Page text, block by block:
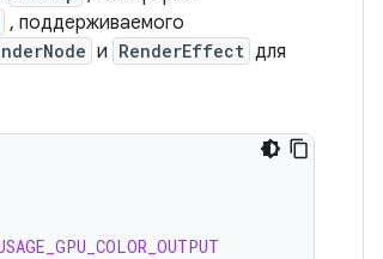
, поддерживаемого
и RenderEffect для